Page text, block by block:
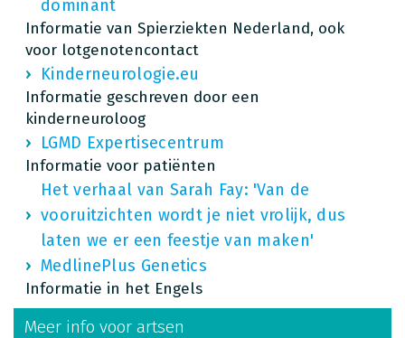
dominant
Informatie van Spierziekten Nederland, ook
voor lotgenotencontact
Kinderneurologie.eu
Informatie geschreven door een
kinderneuroloog
LGMD Expertisecentrum
Informatie voor patiënten
Het verhaal van Sarah Fay: 'Van de
vooruitzichten wordt je niet vrolijk, dus
laten we er een feestje van maken'
MedlinePlus Genetics
Informatie in het Engels
Meer info voor artsen